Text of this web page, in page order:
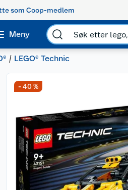
som Coop-medlem
Meny
LEGO® Technic
- 40 %